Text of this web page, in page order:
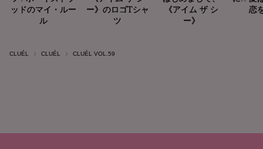
CLUÉL CLUÉL CLUÉL VOL.59